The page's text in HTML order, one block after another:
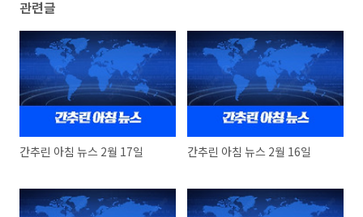
관련글
간추린 아침 뉴스 2월 17일 간추린 아침 뉴스 2월 16일